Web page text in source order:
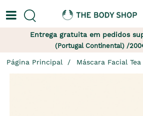
Entrega gratuita em pedidos
(Portugal Continental) /
Página Principal Máscara Facial